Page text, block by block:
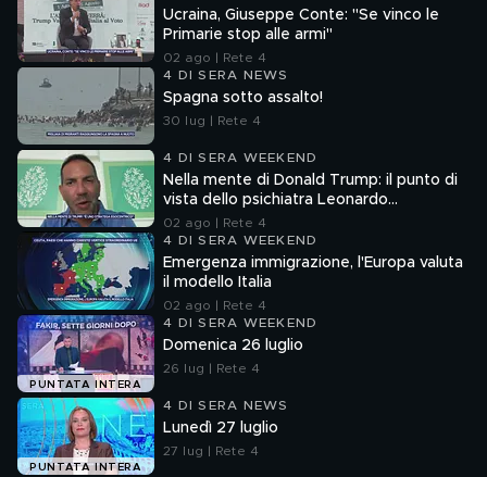
Ucraina, Giuseppe Conte: "Se vinco le
Primarie stop alle armi"
02 ago | Rete 4
4 DI SERA NEWS
Spagna sotto assalto!
30 lug | Rete 4
4 DI SERA WEEKEND
Nella mente di Donald Trump: il punto di
vista dello psichiatra Leonardo
Mendolicchio
02 ago | Rete 4
4 DI SERA WEEKEND
Emergenza immigrazione, l'Europa valuta
il modello Italia
02 ago | Rete 4
PUNTATA INTERA
4 DI SERA WEEKEND
Domenica 26 luglio
26 lug | Rete 4
PUNTATA INTERA
4 DI SERA NEWS
Lunedì 27 luglio
27 lug | Rete 4